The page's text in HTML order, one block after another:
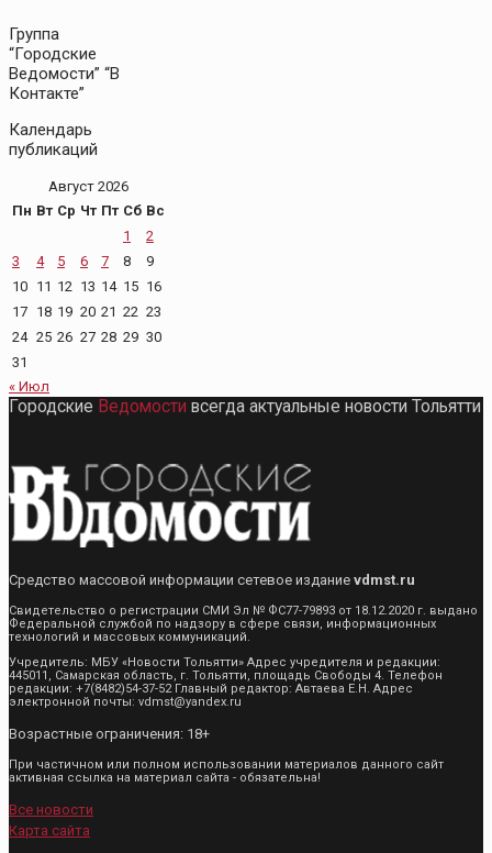
Группа
“Городские
Ведомости” “В
Контакте”
Календарь
публикаций
Август 2026
Пн Вт Ср Чт Пт Сб Вс
1
2
3
4 5 6 7 8
9
10 11 12 13 14 15 16
17 18 19 20 21 22 23
24 25 26 27 28 29 30
31
« Июл
Городские Ведомости всегда актуальные новости Тольятти
Средство массовой информации сетевое издание vdmst.ru
Свидетельство о регистрации СМИ Эл № ФС77-79893 от 18.12.2020 г. выдано
Федеральной службой по надзору в сфере связи, информационных
технологий и массовых коммуникаций.
Учредитель: МБУ «Новости Тольятти» Адрес учредителя и редакции:
445011, Самарская область, г. Тольятти, площадь Свободы 4. Телефон
редакции: +7(8482)54-37-52 Главный редактор: Автаева Е.Н. Адрес
электронной почты: vdmst@yandex.ru
Возрастные ограничения: 18+
При частичном или полном использовании материалов данного сайт
активная ссылка на материал сайта - обязательна!
Все новости
Карта сайта